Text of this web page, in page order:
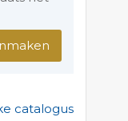
catalogus